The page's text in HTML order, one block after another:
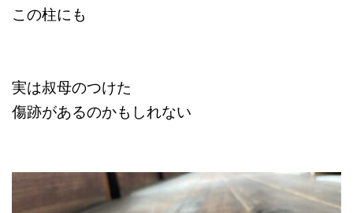
この柱にも
実は叔母のつけた
傷跡があるのかもしれない